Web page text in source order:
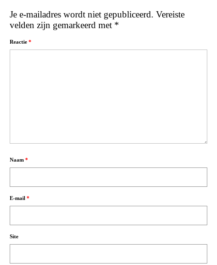
Je e-mailadres wordt niet gepubliceerd. Vereiste
velden zijn gemarkeerd met *
Reactie *
Naam *
E-mail *
Site